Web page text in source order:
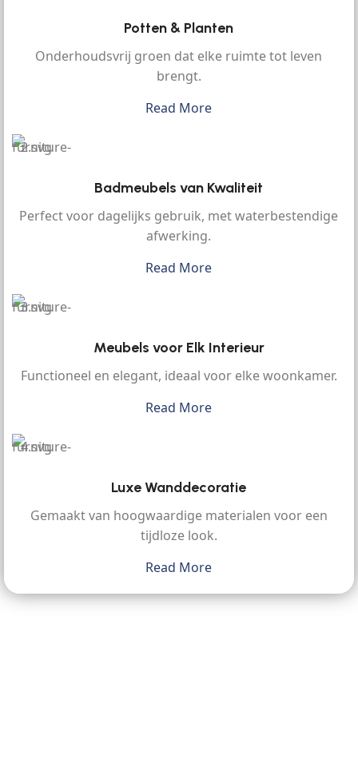
Potten & Planten
Onderhoudsvrij groen dat elke ruimte tot leven
brengt.
Read More
Badmeubels van Kwaliteit
Perfect voor dagelijks gebruik, met waterbestendige
afwerking.
Read More
Meubels voor Elk Interieur
Functioneel en elegant, ideaal voor elke woonkamer.
Read More
Luxe Wanddecoratie
Gemaakt van hoogwaardige materialen voor een
tijdloze look.
Read More